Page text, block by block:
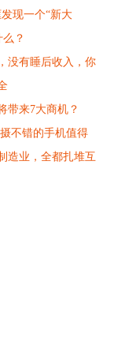
现一个“新大
？
没有睡后收入，你
带来7大商机？
不错的手机值得
造业，全都扎堆互